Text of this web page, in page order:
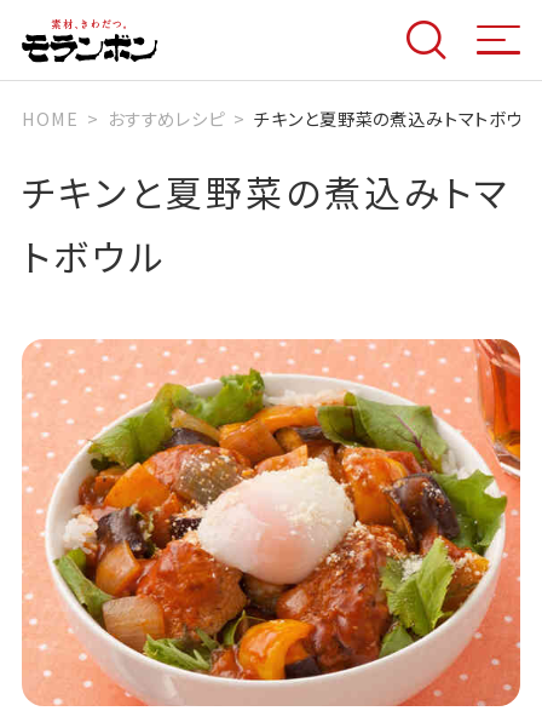
HOME おすすめレシピ チキンと夏野菜の煮込みトマトボウル
チキンと夏野菜の煮込みトマ
トボウル